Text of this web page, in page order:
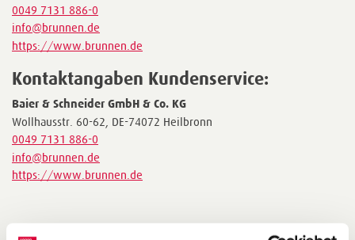
0049 7131 886-0
info@brunnen.de
https://www.brunnen.de
Kontaktangaben Kundenservice:
Baier & Schneider GmbH & Co. KG
Wollhausstr. 60-62, DE-74072 Heilbronn
0049 7131 886-0
info@brunnen.de
https://www.brunnen.de